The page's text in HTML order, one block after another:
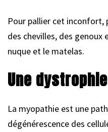
Pour pallier cet inconfort,
des chevilles, des genoux
nuque et le matelas.
Une
La myopathie est une
dégénérescence des